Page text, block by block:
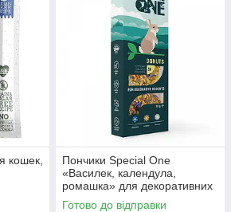
кошек,
Пончики Special One
«Василек, календула,
ромашка» для декоративних
гризунів, 50 г
Готово до відправки